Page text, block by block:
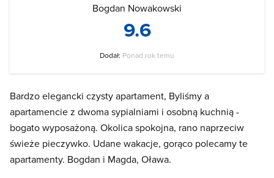
Bogdan Nowakowski
9.6
Dodał: Ponad rok temu
Bardzo elegancki czysty apartament, Byliśmy a
apartamencie z dwoma sypialniami i osobną kuchnią -
bogato wyposażoną. Okolica spokojna, rano naprzeciw
świeże pieczywko. Udane wakacje, gorąco polecamy te
apartamenty. Bogdan i Magda, Oława.